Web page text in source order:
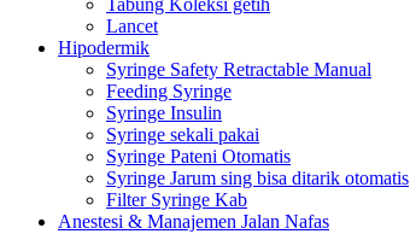
Lancet
Hipodermik
Syringe Safety Retractable Manual
Feeding Syringe
Syringe Insulin
Syringe sekali pakai
Syringe Pateni Otomatis
Syringe Jarum sing bisa ditarik otomatis
Filter Syringe Kab
Anestesi & Manajemen Jalan Nafas